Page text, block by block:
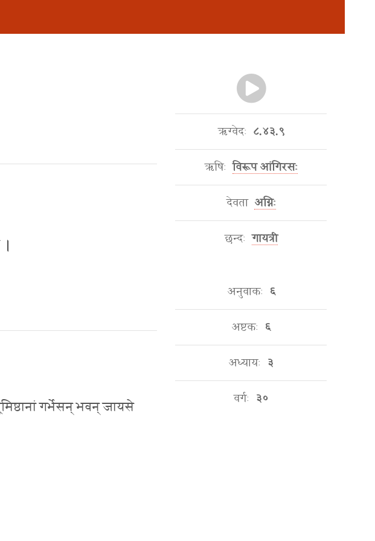
गर्भेसन् भवन् जायसे
ऋग्वेदः ८.४३.९
ऋषिः विरूप आंगिरसः
देवता अग्निः
छन्दः गायत्री
अनुवाकः ६
अष्टकः ६
अध्यायः ३
वर्गः ३०